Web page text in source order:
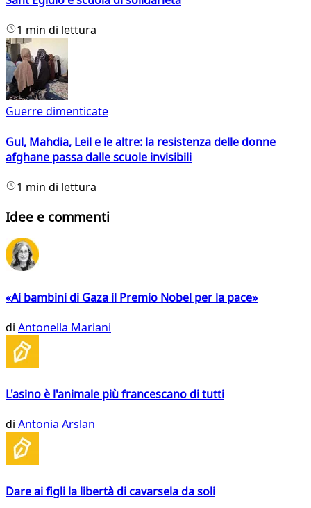
1 min di lettura
Guerre dimenticate
Gul, Mahdia, Leil e le altre: la resistenza delle donne
afghane passa dalle scuole invisibili
1 min di lettura
Idee e commenti
«Ai bambini di Gaza il Premio Nobel per la pace»
di Antonella Mariani
L'asino è l'animale più francescano di tutti
di Antonia Arslan
Dare ai figli la libertà di cavarsela da soli